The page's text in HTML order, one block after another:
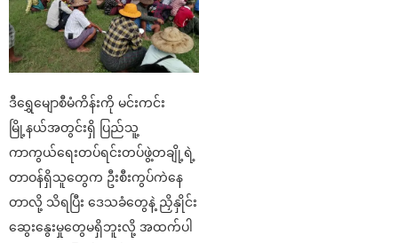
ဒီရွှေမျောစီမံကိန်းကို မင်းကင်း
မြို့နယ်အတွင်းရှိ ပြည်သူ့
ကာကွယ်ရေးတပ်ရင်းတပ်ဖွဲ့တချို့ရဲ့
တာဝန်ရှိသူတွေက ဦးစီးကွပ်ကဲနေ
တာလို့ သိရပြီး ဒေသခံတွေနဲ့ ညှိနှိုင်း
ဆွေးနွေးမှုတွေမရှိဘူးလို့ အထက်ပါ